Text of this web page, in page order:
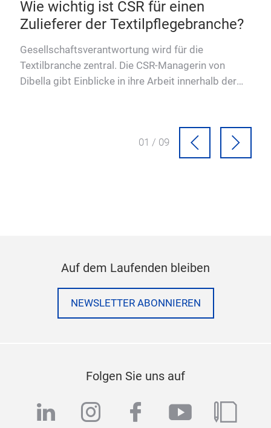
Wie wichtig ist CSR für einen
Zulieferer der Textilpflegebranche?
Gesellschaftsverantwortung wird für die
Textilbranche zentral. Die CSR-Managerin von
Dibella gibt Einblicke in ihre Arbeit innerhalb der
01 / 09
Auf dem Laufenden bleiben
NEWSLETTER ABONNIEREN
Folgen Sie uns auf
linkedininstagram
facebook
youtube
blog